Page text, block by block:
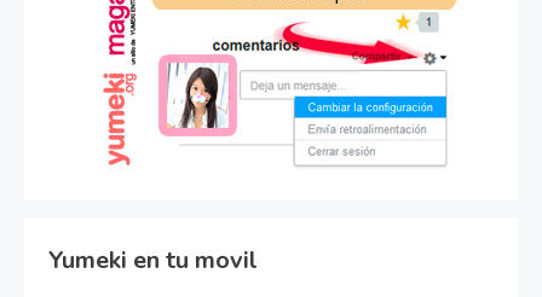
Yumeki en tu movil